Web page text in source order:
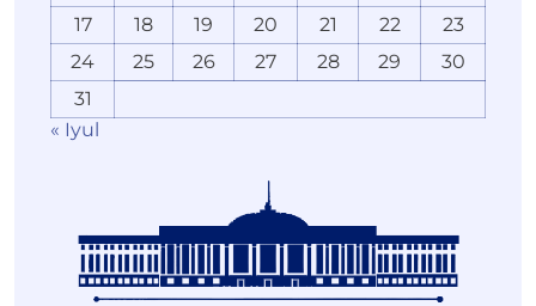
17
18 19 20 21 22
23
24
25 26 27 28 29
30
31
« Iyul